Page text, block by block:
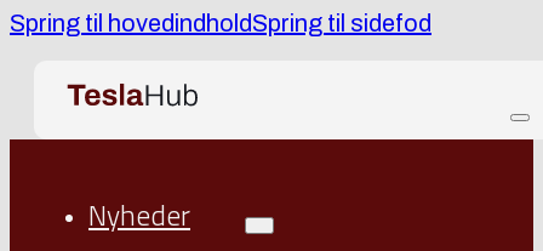
Spring til hovedindholdSpring til sidefod
Nyheder